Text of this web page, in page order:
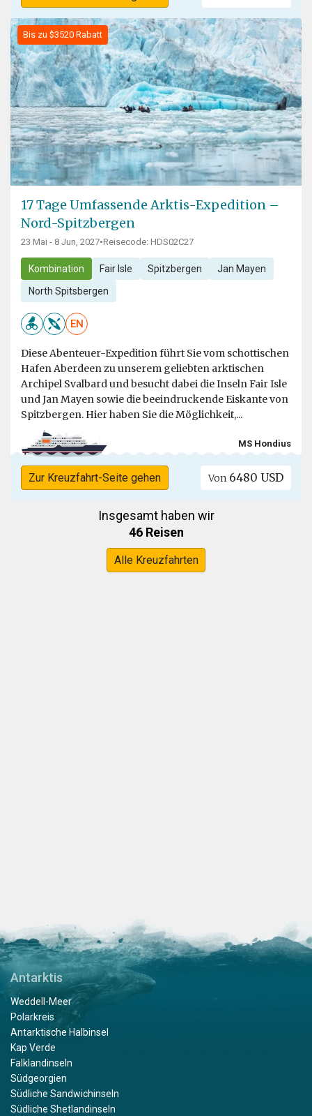
Bis zu $3520 Rabatt
17 Tage Umfassende Arktis-Expedition –
Nord-Spitzbergen
23 Mai - 8 Jun, 2027•Reisecode: HDS02C27
Kombination Fair Isle Spitzbergen Jan Mayen
North Spitsbergen
EN
Diese Abenteuer-Expedition führt Sie vom schottischen
Hafen Aberdeen zu unserem geliebten arktischen
Archipel Svalbard und besucht dabei die Inseln Fair Isle
und Jan Mayen sowie die beeindruckende Eiskante von
Spitzbergen. Hier haben Sie die Möglichkeit,...
MS Hondius
Zur Kreuzfahrt-Seite gehen Von 6480 USD
Insgesamt haben wir
46 Reisen
Alle Kreuzfahrten
Antarktis
Weddell-Meer
Polarkreis
Antarktische Halbinsel
Kap Verde
Falklandinseln
Südgeorgien
Südliche Sandwichinseln
Südliche Shetlandinseln